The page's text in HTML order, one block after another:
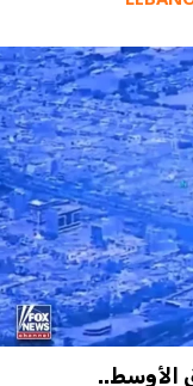
الأوسط..